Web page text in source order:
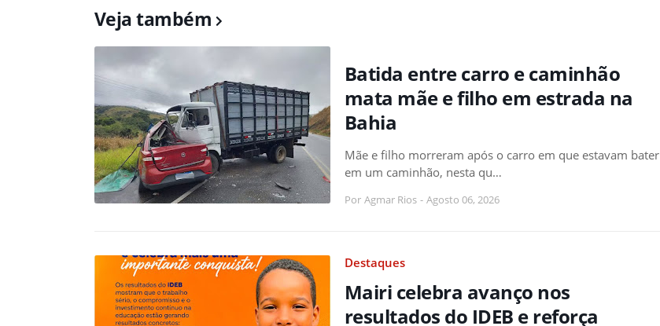
Veja também
Batida entre carro e caminhão
mata mãe e filho em estrada na
Bahia
Mãe e filho morreram após o carro em que estavam bater
em um caminhão, nesta qu…
Por Agmar Rios - Agosto 06, 2026
Destaques
Mairi celebra avanço nos
resultados do IDEB e reforça